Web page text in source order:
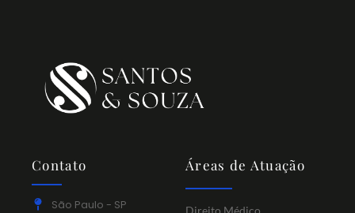
Contato
São Paulo - SP
Áreas de Atuação
Direito Médico